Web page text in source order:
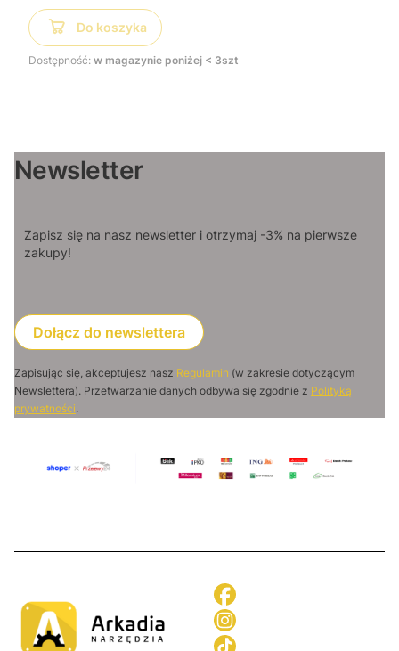
Do koszyka
Dostępność: w magazynie poniżej < 3szt
Newsletter
Zapisz się na nasz newsletter i otrzymaj -3% na pierwsze
zakupy!
Dołącz do newslettera
Zapisując się, akceptujesz nasz Regulamin (w zakresie dotyczącym
Newslettera). Przetwarzanie danych odbywa się zgodnie z Polityką
prywatności.